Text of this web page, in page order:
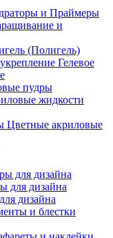
и Праймеры
и
(Полигель)
Гелевое
пудры
жидкости
Цветные акриловые
для дизайна
дизайна
и блестки